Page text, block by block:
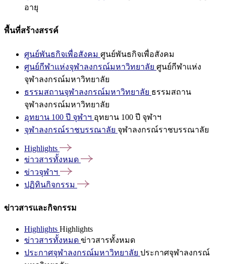
อายุ
พื้นที่สร้างสรรค์
ศูนย์พันธกิจเพื่อสังคม ศูนย์พันธกิจเพื่อสังคม
ศูนย์กีฬาแห่งจุฬาลงกรณ์มหาวิทยาลัย ศูนย์กีฬาแห่ง
จุฬาลงกรณ์มหาวิทยาลัย
ธรรมสถานจุฬาลงกรณ์มหาวิทยาลัย ธรรมสถาน
จุฬาลงกรณ์มหาวิทยาลัย
อุทยาน 100 ปี จุฬาฯ อุทยาน 100 ปี จุฬาฯ
จุฬาลงกรณ์ราชบรรณาลัย จุฬาลงกรณ์ราชบรรณาลัย
Highlights
ข่าวสารทั้งหมด
ข่าวจุฬาฯ
ปฏิทินกิจกรรม
ข่าวสารและกิจกรรม
Highlights Highlights
ข่าวสารทั้งหมด ข่าวสารทั้งหมด
ประกาศจุฬาลงกรณ์มหาวิทยาลัย ประกาศจุฬาลงกรณ์